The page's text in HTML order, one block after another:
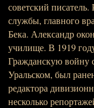
советский
службы, главного
Бека. Александр
училище. В 1919
Гражданскую войну
Уральском, был
редактора
несколько